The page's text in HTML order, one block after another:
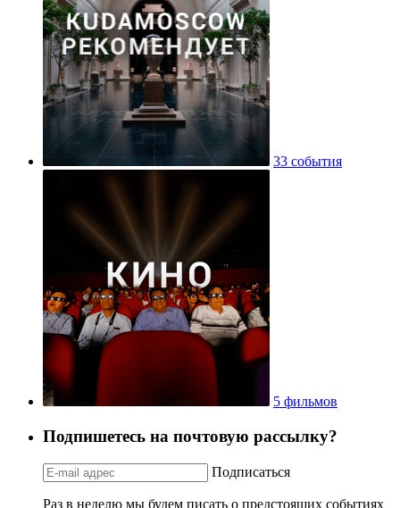
33 события
5 фильмов
Подпишетесь на почтовую рассылку?
Подписаться
Раз в неделю мы будем писать о предстоящих событиях